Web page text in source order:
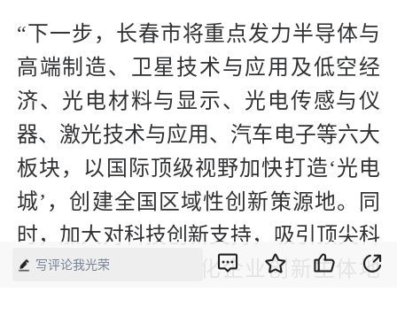
“下一步，长春市将重点发力半导体与
高端制造、卫星技术与应用及低空经
济、光电材料与显示、光电传感与仪
器、激光技术与应用、汽车电子等六大
板块，以国际顶级视野加快打造‘光电
城’，创建全国区域性创新策源地。同
时，加大对科技创新支持，吸引顶尖科
研人才和团队，强化企业创新主体地
写评论我光荣